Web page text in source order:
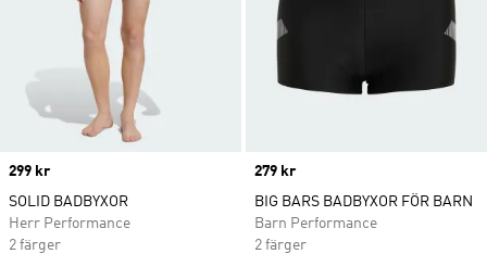
Price
299 kr
SOLID BADBYXOR
Herr Performance
2 färger
Price
279 kr
BIG BARS BADBYXOR FÖR BARN
Barn Performance
2 färger